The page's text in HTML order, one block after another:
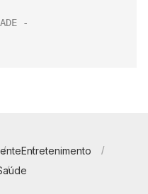
Entretenimento